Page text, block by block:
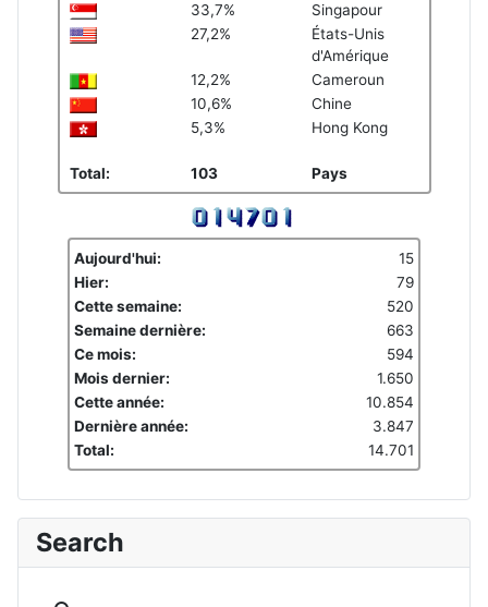
33,7%
Singapour
27,2%
États-Unis
d'Amérique
12,2%
Cameroun
10,6%
Chine
5,3%
Hong Kong
Total: 103 Pays
Aujourd'hui:
15
Hier:
79
Cette semaine:
520
Semaine dernière:
663
Ce mois:
594
Mois dernier:
1.650
Cette année:
10.854
Dernière année:
3.847
Total:
14.701
Search